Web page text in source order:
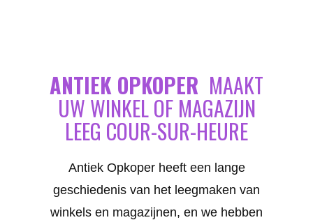
ANTIEK OPKOPER MAAKT
UW WINKEL OF MAGAZIJN
LEEG COUR-SUR-HEURE
Antiek Opkoper heeft een lange
geschiedenis van het leegmaken van
winkels en magazijnen, en we hebben